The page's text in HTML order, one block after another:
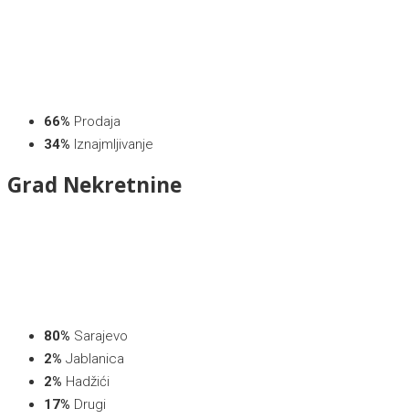
66% Prodaja
34% Iznajmljivanje
Grad Nekretnine
80% Sarajevo
2% Jablanica
2% Hadžići
17% Drugi